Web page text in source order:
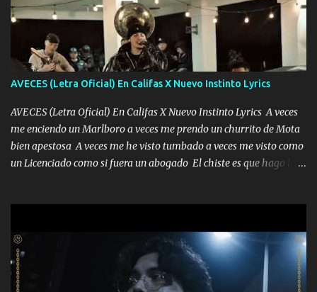
AVECES (Letra Oficial) En Califas X Nuevo Instinto Lyrics
AVECES (Letra Oficial) En Califas X Nuevo Instinto Lyrics A veces
me enciendo un Marlboro a veces me prendo un churrito de Mota
bien apestosa A veces me he visto tumbado a veces me visto como
un Licenciado como si fuera un abogado El chiste es que hago lo
corriente no quieren verte subir de level trucha mis plebes Música
A veces me pongo un sombrero a veces me ven la cachucha de lado
con la mirada siempre en alto A veces me fajó una super o a veces
me fajó una Glock siempre armado todas las generaciones yo